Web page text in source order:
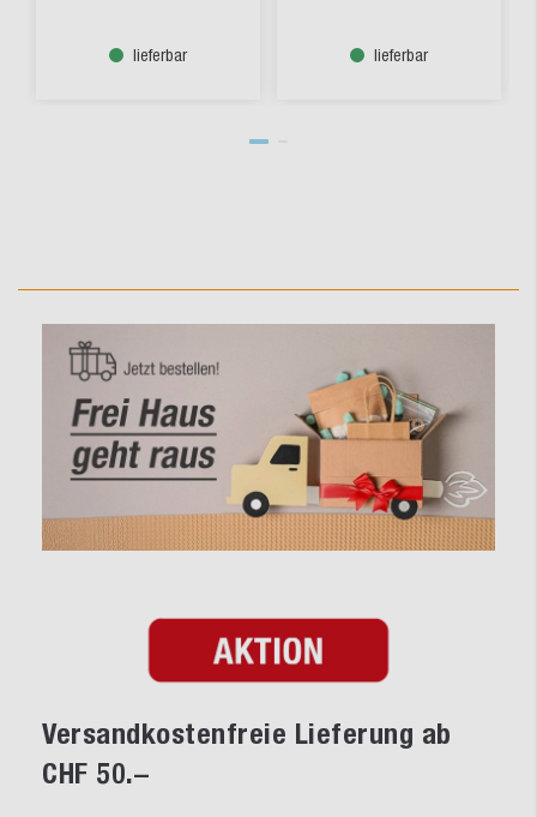
lieferbar lieferbar
Versandkostenfreie Lieferung ab
CHF 50.–